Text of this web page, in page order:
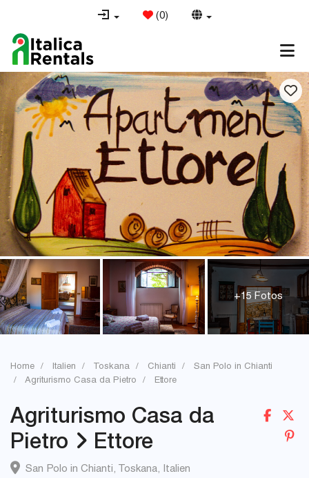
(0)
+15 Fotos
Home Italien Toskana Chianti
San Polo in Chianti
Agriturismo Casa da Pietro
Ettore
Agriturismo Casa da
Pietro
Ettore
San Polo in Chianti, Toskana, Italien